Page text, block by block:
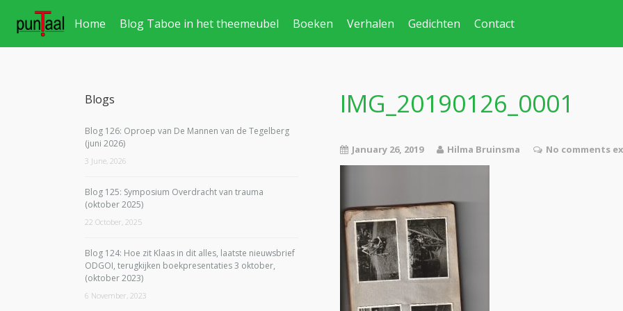
Home Blog Taboe in het theemeubel Boeken Verhalen Gedichten Contact
IMG_20190126_0001
January 26, 2019 Hilma Bruinsma No comments
Blogs
Blog 126: Oproep van De Mannen van de Tegelberg
(juni 2026)
3 June, 2026
Blog 125: Symposium Overdracht van trauma
(oktober 2025)
22 October, 2025
Blog 124: Hoe zit Klaas in dit alles, laatste nieuwsbrief
ODGOI, terugkijken boekpresentaties 3 oktober,
(oktober 2023)
6 November, 2023